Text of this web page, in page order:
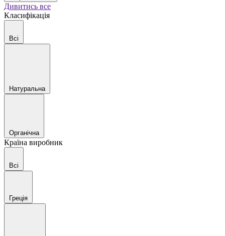
Дивитись все
Класифікація
Всі
Натуральна
Органічна
Країна виробник
Всі
Греція